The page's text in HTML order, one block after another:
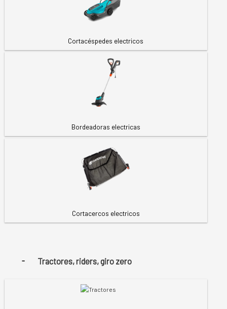
Cortacéspedes electricos
Bordeadoras electricas
Cortacercos electricos
Tractores, riders, giro zero